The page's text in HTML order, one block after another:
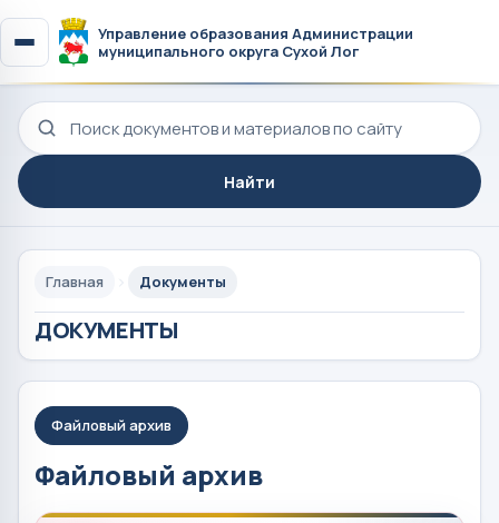
Управление образования Администрации
муниципального округа Сухой Лог
Поиск по сайту
Найти
Главная Документы
ДОКУМЕНТЫ
Файловый архив
Файловый архив